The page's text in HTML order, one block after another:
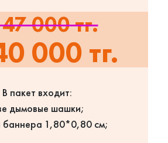
000 тг.
000 тг.
В пакет входит:
дымовые шашки;
1,80*0,80 см;